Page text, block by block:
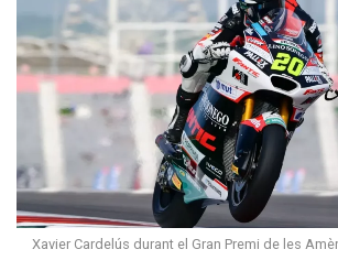
Xavier Cardelús durant el Gran Premi de les